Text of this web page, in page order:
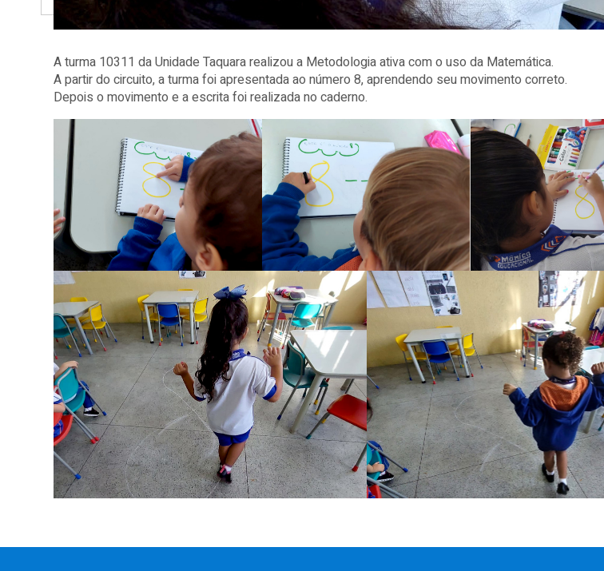
A turma 10311 da Unidade Taquara realizou a Metodologia ativa com o uso da Matemática.
A partir do circuito, a turma foi apresentada ao número 8, aprendendo seu movimento correto.
Depois o movimento e a escrita foi realizada no caderno.